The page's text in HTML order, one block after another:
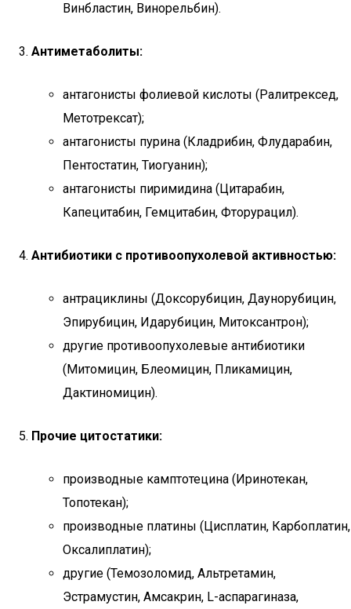
Винбластин, Винорельбин).
Антиметаболиты:
антагонисты фолиевой кислоты (Ралитрексед,
Метотрексат);
антагонисты пурина (Кладрибин, Флударабин,
Пентостатин, Тиогуанин);
антагонисты пиримидина (Цитарабин,
Капецитабин, Гемцитабин, Фторурацил).
Антибиотики с противоопухолевой активностью:
антрациклины (Доксорубицин, Даунорубицин,
Эпирубицин, Идарубицин, Митоксантрон);
другие противоопухолевые антибиотики
(Митомицин, Блеомицин, Пликамицин,
Дактиномицин).
Прочие цитостатики:
производные камптотецина (Иринотекан,
Топотекан);
производные платины (Цисплатин, Карбоплатин,
Оксалиплатин);
другие (Темозоломид, Альтретамин,
Эстрамустин, Амсакрин, L-аспарагиназа,